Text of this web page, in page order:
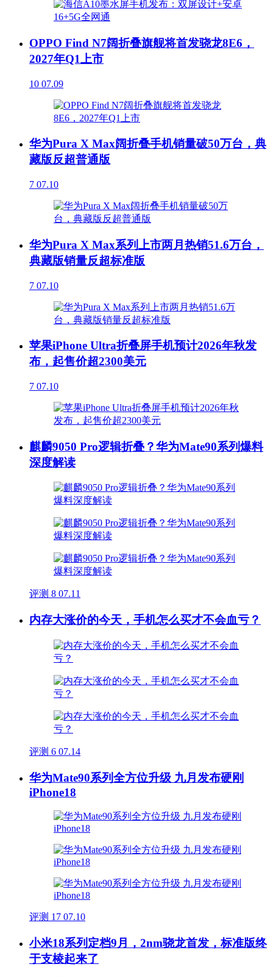
OPPO Find N7阔折叠旗舰将首发骁龙8E6，
2027年Q1上市
10 07.09
华为Pura X Max阔折叠手机销量破50万台，典
藏版反超普通版
7 07.10
华为Pura X Max系列上市两月热销51.6万台，
典藏版销量反超标准版
7 07.10
苹果iPhone Ultra折叠屏手机预计2026年秋发
布，起售价超2300美元
7 07.10
麒麟9050 Pro逻辑折叠？华为Mate90系列爆料
深度解读
评测 8 07.11
内存大涨价的今天，手机怎么买才不会血亏？
评测 6 07.14
华为Mate90系列全方位升级 九月发布硬刚
iPhone18
评测 17 07.10
小米18系列定档9月，2nm骁龙首发，标准版终
于支棱起来了